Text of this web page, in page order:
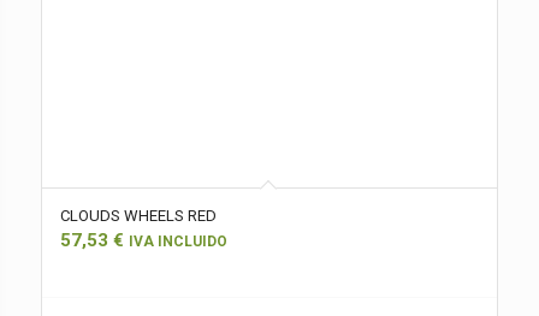
CLOUDS WHEELS RED
57,53 € IVA INCLUIDO